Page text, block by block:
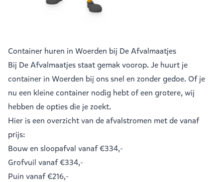
Container huren in Woerden bij De Afvalmaatjes
Bij De Afvalmaatjes staat gemak voorop. Je huurt je
container in Woerden bij ons snel en zonder gedoe. Of je
nu een kleine container nodig hebt of een grotere, wij
hebben de opties die je zoekt.
Hier is een overzicht van de afvalstromen met de vanaf
prijs:
Bouw en sloopafval vanaf €334,-
Grofvuil vanaf €334,-
Puin vanaf €216,-